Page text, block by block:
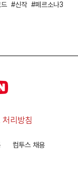
신작
페르소나3
처리방침
컴투스 채용